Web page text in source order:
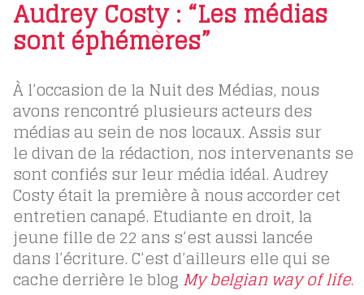
Audrey Costy : “Les médias
sont éphémères”
À l’occasion de la Nuit des Médias, nous
avons rencontré plusieurs acteurs des
médias au sein de nos locaux. Assis sur
le divan de la rédaction, nos intervenants se
sont confiés sur leur média idéal. Audrey
Costy était la première à nous accorder cet
entretien canapé. Etudiante en droit, la
jeune fille de 22 ans s’est aussi lancée
dans l’écriture. C’est d’ailleurs elle qui se
cache derrière le blog My belgian way of life.